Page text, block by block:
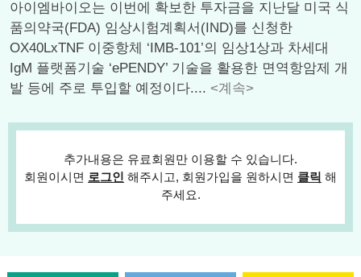
아이엠바이오는 이번에 확보한 투자금을 지난달 미국 식
품의약국(FDA) 임상시험계획서(IND)를 신청한
OX40LxTNF 이중항체 ‘IMB-101’의 임상1상과 차세대
IgM 플랫폼기술 ‘ePENDY’ 기술을 활용한 면역항암제 개
발 등에 주로 투입할 예정이다.... <계속>
추가내용은 유료회원만 이용할 수 있습니다.
회원이시면 로그인 해주시고, 회원가입을 원하시면 클릭 해
주세요.